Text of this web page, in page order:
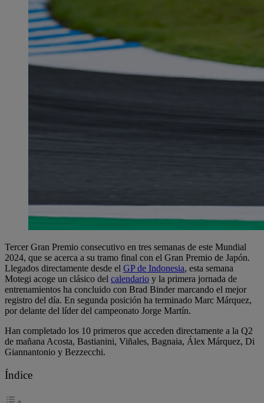
Tercer Gran Premio consecutivo en tres semanas de este Mundial
2024, que se acerca a su tramo final con el Gran Premio de Japón.
Llegados directamente desde el GP de Indonesia, esta semana
Motegi acoge un clásico del calendario y la primera jornada de
entrenamientos ha concluido con Brad Binder marcando el mejor
registro del día. En segunda posición ha terminado Marc Márquez,
por delante del líder del campeonato Jorge Martín.
Han completado los 10 primeros que acceden directamente a la Q2
de mañana Acosta, Bastianini, Viñales, Bagnaia, Álex Márquez, Di
Giannantonio y Bezzecchi.
Índice